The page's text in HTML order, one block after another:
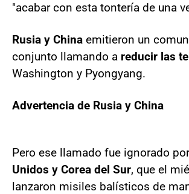
"acabar con esta tontería de una
Rusia y China emitieron un
conjunto llamando a reducir las
Washington y Pyongyang.
Advertencia de Rusia y China
Pero ese llamado fue ignorado
Unidos y Corea del Sur, que el
lanzaron misiles balísticos de